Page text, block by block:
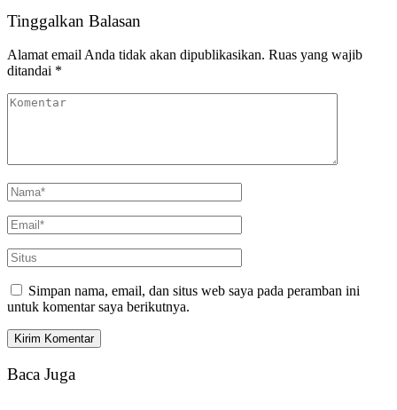
Tinggalkan Balasan
Alamat email Anda tidak akan dipublikasikan. Ruas yang wajib
ditandai *
Simpan nama, email, dan situs web saya pada peramban ini
untuk komentar saya berikutnya.
Baca Juga